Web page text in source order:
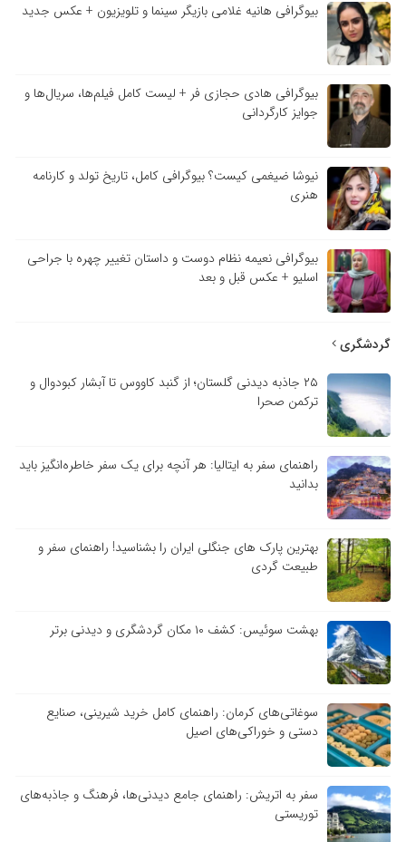
بیوگرافی هانیه غلامی بازیگر سینما و تلویزیون + عکس جدید
بیوگرافی هادی حجازی فر + لیست کامل فیلم‌ها، سریال‌ها و
جوایز کارگردانی
نیوشا ضیغمی کیست؟ بیوگرافی کامل، تاریخ تولد و کارنامه
هنری
بیوگرافی نعیمه نظام دوست و داستان تغییر چهره با جراحی
اسلیو + عکس قبل و بعد
گردشگری
۲۵ جاذبه دیدنی گلستان؛ از گنبد کاووس تا آبشار کبودوال و
ترکمن صحرا
راهنمای سفر به ایتالیا: هر آنچه برای یک سفر خاطره‌انگیز باید
بدانید
بهترین پارک های جنگلی ایران را بشناسید! راهنمای سفر و
طبیعت گردی
بهشت سوئیس: کشف ۱۰ مکان گردشگری و دیدنی برتر
سوغاتی‌های کرمان: راهنمای کامل خرید شیرینی، صنایع
دستی و خوراکی‌های اصیل
سفر به اتریش: راهنمای جامع دیدنی‌ها، فرهنگ و جاذبه‌های
توریستی